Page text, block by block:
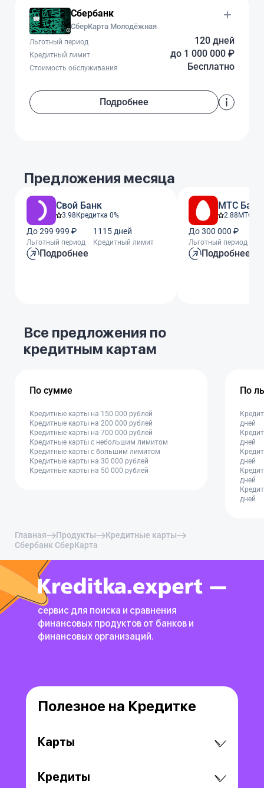
Сбербанк
СберКарта Молодёжная
120 дней
Льготный период
до 1 000 000 ₽
Кредитный лимит
Бесплатно
Стоимость обслуживания
Подробнее
Предложения месяца
Свой Банк
3.98 Кредитка 0%
До 299 999 ₽
Льготный период
1115 дней
Кредитный лимит
Подробнее
МТС Банк
2.88 МТС
До 300 000 ₽
Льготный период
Подробнее
Все предложения по
кредитным картам
По сумме
Кредитные карты на 150 000 рублей
Кредитные карты на 200 000 рублей
Кредитные карты на 700 000 рублей
Кредитные карты с небольшим лимитом
Кредитные карты с большим лимитом
Кредитные карты на 30 000 рублей
Кредитные карты на 50 000 рублей
По
дней
дней
дней
дней
дней
Главная Продукты
Кредитные карты
Сбербанк СберКарта
сервис для поиска и сравнения
финансовых продуктов от банков и
финансовых организаций.
Полезное на Кредитке
Карты
Кредиты